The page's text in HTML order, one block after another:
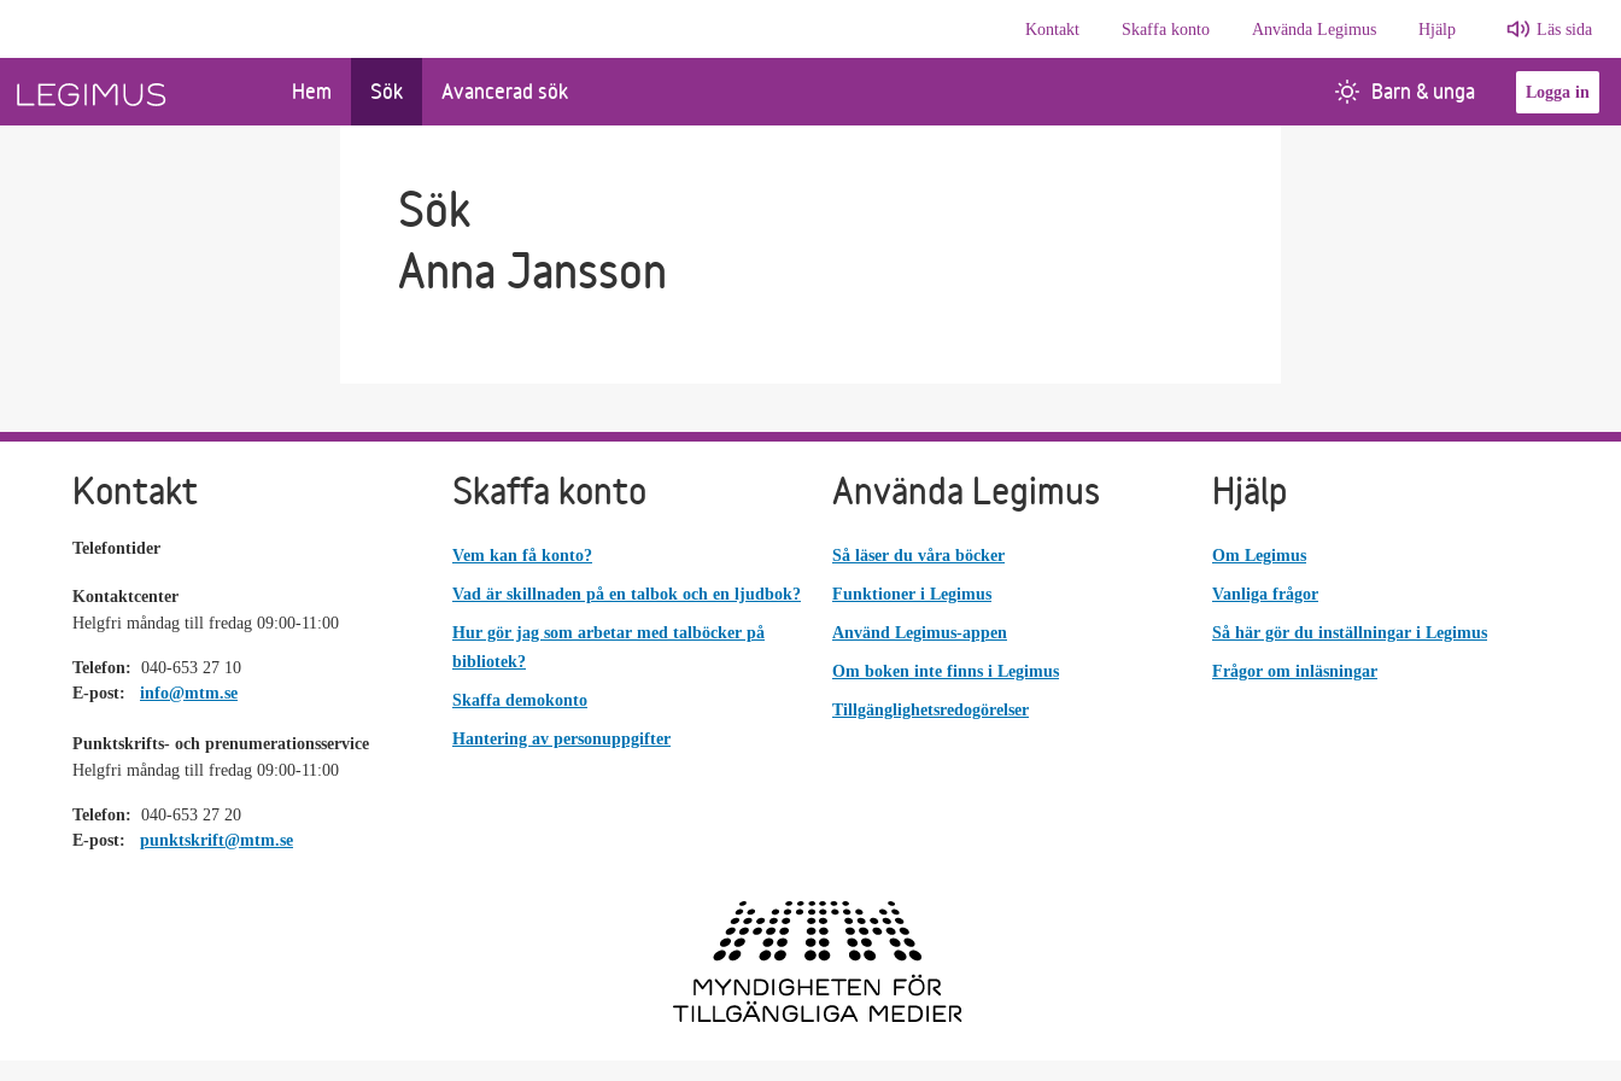
Kontakt
Skaffa konto Använda Legimus Hjälp Läs sida
Hem Sök Avancerad sök Barn & unga Logga in
Sök
Anna Jansson
Kontakt
Telefontider
Kontaktcenter
Helgfri måndag till fredag 09:00-11:00
Telefon: 040-653 27 10
E-post:
info@mtm.se
Punktskrifts- och prenumerationsservice
Helgfri måndag till fredag 09:00-11:00
Telefon: 040-653 27 20
E-post:
punktskrift@mtm.se
Skaffa konto
Vem kan få konto?
Vad är skillnaden på en talbok och en ljudbok?
Hur gör jag som arbetar med talböcker på
bibliotek?
Skaffa demokonto
Hantering av personuppgifter
Använda Legimus
Så läser du våra böcker
Funktioner i Legimus
Använd Legimus-appen
Om boken inte finns i Legimus
Tillgänglighetsredogörelser
Hjälp
Om Legimus
Vanliga frågor
Så här gör du inställningar i Legimus
Frågor om inläsningar